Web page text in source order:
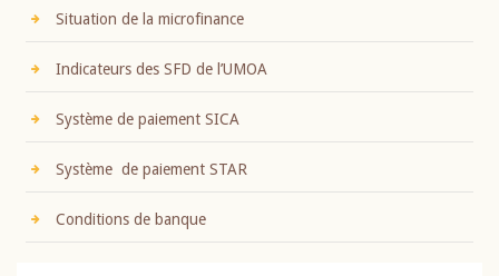
Situation de la microfinance
Indicateurs des SFD de l’UMOA
Système de paiement SICA
Système de paiement STAR
Conditions de banque